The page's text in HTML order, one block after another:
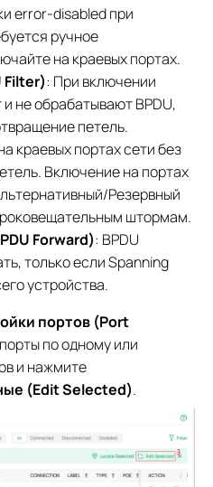
error-disabled при
ручное
на краевых портах.
Filter): При включении
не обрабатывают BPDU,
петель.
краевых портах сети без
Включение на портах
Резервный
штормам.
Forward): BPDU
только если Spanning
устройства.
портов (Port
по одному или
и нажмите
(Edit Selected).